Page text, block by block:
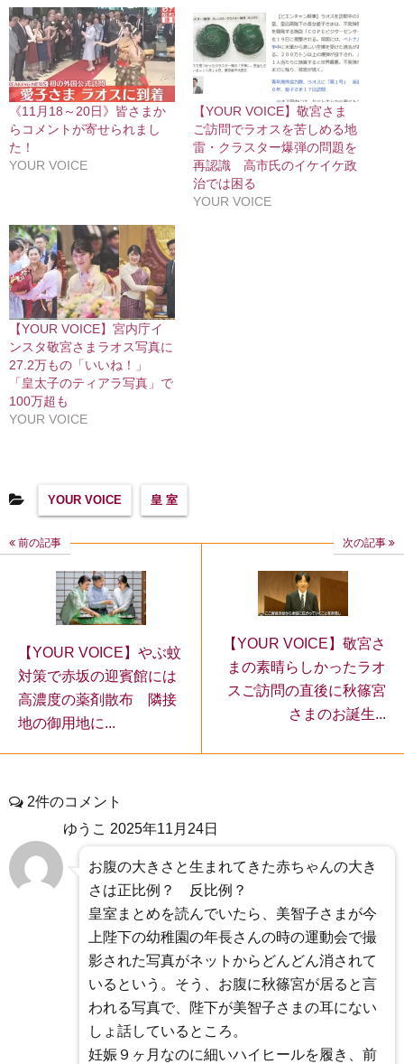
《11月18～20日》皆さまか
らコメントが寄せられまし
た！
YOUR VOICE
【YOUR VOICE】敬宮さま
ご訪問でラオスを苦しめる地
雷・クラスター爆弾の問題を
再認識 高市氏のイケイケ政
治では困る
YOUR VOICE
【YOUR VOICE】宮内庁イ
ンスタ敬宮さまラオス写真に
27.2万もの「いいね！」
「皇太子のティアラ写真」で
100万超も
YOUR VOICE
YOUR VOICE 皇 室
前の記事
【YOUR VOICE】やぶ蚊
対策で赤坂の迎賓館には
高濃度の薬剤散布 隣接
地の御用地に...
次の記事
【YOUR VOICE】敬宮さ
まの素晴らしかったラオ
スご訪問の直後に秋篠宮
さまのお誕生...
2件のコメント
ゆうこ 2025年11月24日
お腹の大きさと生まれてきた赤ちゃんの大き
さは正比例？ 反比例？
皇室まとめを読んでいたら、美智子さまが今
上陛下の幼稚園の年長さんの時の運動会で撮
影された写真がネットからどんどん消されて
いるという。そう、お腹に秋篠宮が居ると言
われる写真で、陛下が美智子さまの耳にない
しょ話しているところ。
妊娠９ヶ月なのに細いハイヒールを履き、前